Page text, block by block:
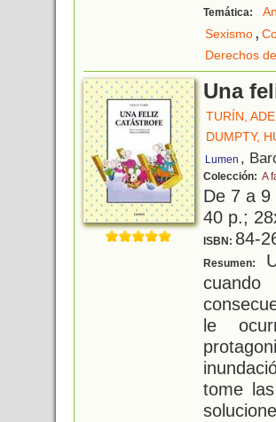
Temática:
Sexismo,
Derechos
Una
TURÍN,
DUMPTY,
Lumen ,
Colección: A
De 7 a
40 p.;
ISBN: 84-
Resumen:
le
tome